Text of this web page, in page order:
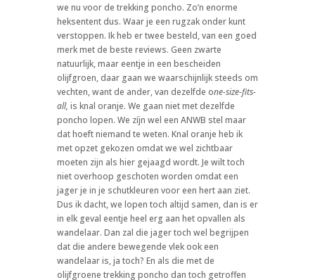
we nu voor de trekking poncho. Zo’n enorme
heksentent dus. Waar je een rugzak onder kunt
verstoppen. Ik heb er twee besteld, van een goed
merk met de beste reviews. Geen zwarte
natuurlijk, maar eentje in een bescheiden
olijfgroen, daar gaan we waarschijnlijk steeds om
vechten, want de ander, van dezelfde one-size-fits-
all, is knal oranje. We gaan niet met dezelfde
poncho lopen. We zíjn wel een ANWB stel maar
dat hoeft niemand te weten. Knal oranje heb ik
met opzet gekozen omdat we wel zichtbaar
moeten zijn als hier gejaagd wordt. Je wilt toch
niet overhoop geschoten worden omdat een
jager je in je schutkleuren voor een hert aan ziet.
Dus ik dacht, we lopen toch altijd samen, dan is er
in elk geval eentje heel erg aan het opvallen als
wandelaar. Dan zal die jager toch wel begrijpen
dat die andere bewegende vlek ook een
wandelaar is, ja toch? En als die met de
olijfgroene trekking poncho dan toch getroffen